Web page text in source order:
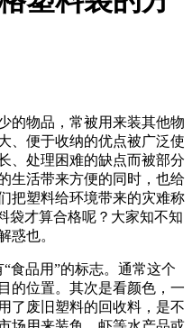
的物品，常被用来装其他物
、便于收纳的优点被广泛使
、处理困难的缺点而被部分
生活带来方便的同时，也给
把塑料给环境带来的灾难称
袋才算合格呢？大家知不知
惑也。
食品用”的标志。通常这个
的位置。其次是看颜色，一
了废旧塑料的回收料，是不